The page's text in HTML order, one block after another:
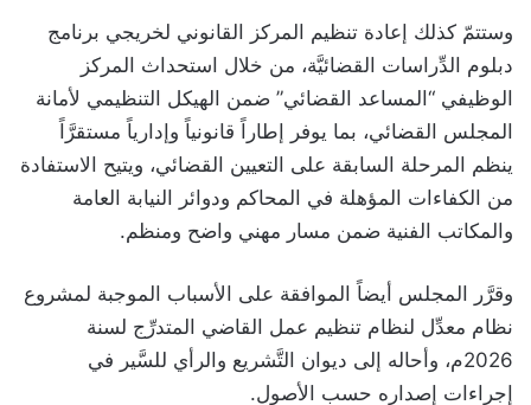
وستتمّ كذلك إعادة تنظيم المركز القانوني لخريجي برنامج
دبلوم الدِّراسات القضائيَّة، من خلال استحداث المركز
الوظيفي “المساعد القضائي” ضمن الهيكل التنظيمي لأمانة
المجلس القضائي، بما يوفر إطاراً قانونياً وإدارياً مستقرَّاً
ينظم المرحلة السابقة على التعيين القضائي، ويتيح الاستفادة
من الكفاءات المؤهلة في المحاكم ودوائر النيابة العامة
والمكاتب الفنية ضمن مسار مهني واضح ومنظم.
وقرَّر المجلس أيضاً الموافقة على الأسباب الموجبة لمشروع
نظام معدِّل لنظام تنظيم عمل القاضي المتدرِّج لسنة
2026م، وأحاله إلى ديوان التَّشريع والرأي للسَّير في
إجراءات إصداره حسب الأصول.